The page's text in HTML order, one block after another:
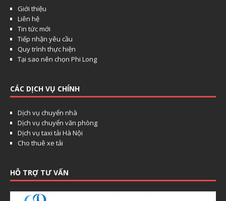
Giới thiệu
Liên hệ
Tin tức mới
Tiếp nhận yêu cầu
Quy trình thực hiện
Tại sao nên chọn Phi Long
CÁC DỊCH VỤ CHÍNH
Dịch vụ chuyển nhà
Dịch vụ chuyển văn phòng
Dịch vụ taxi tải Hà Nội
Cho thuê xe tải
HỖ TRỢ TƯ VẤN